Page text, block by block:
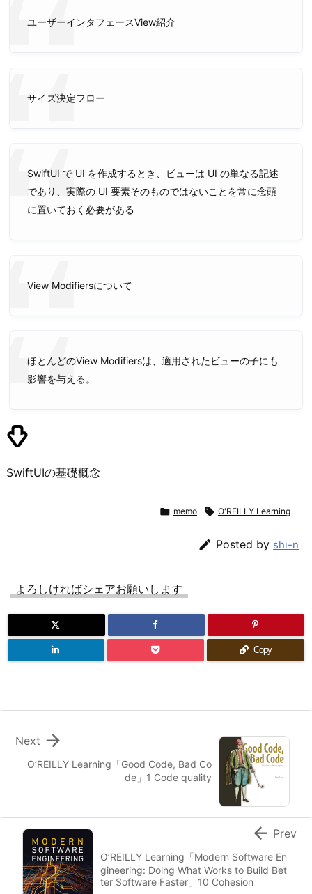
ユーザーインタフェースView紹介
サイズ決定フロー
SwiftUI で UI を作成するとき、ビューは UI の単なる記述
であり、実際の UI 要素そのものではないことを常に念頭
に置いておく必要がある
View Modifiersについて
ほとんどのView Modifiersは、適用されたビューの子にも
影響を与える。
SwiftUIの基礎概念
 memo  O'REILLY Learning
 Posted by shi-n
よろしければシェアお願いします
Copy
O’REILLY Learning「Good Code, Bad Co
de」1 Code quality

Next
O’REILLY Learning「Modern Software En
gineering: Doing What Works to Build Bet
ter Software Faster」10 Cohesion
 Prev